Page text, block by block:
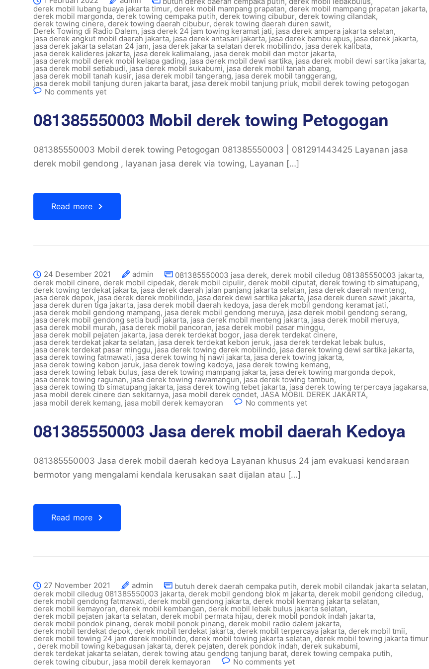
derek mobil lubang buaya jakarta timur, derek mobil mampang prapatan, derek mobil mampang prapatan jakarta,
derek mobil margonda, derek towing cempaka putih, derek towing cibubur, derek towing cilandak,
derek towing cinere, derek towing daerah cibubur, derek towing daerah duren sawit,
Derek Towing di Radio Dalem, jasa derek 24 jam towing keramat jati, jasa derek ampera jakarta selatan,
jasa derek angkut mobil daerah jakarta, jasa derek antasari jakarta, jasa derek bambu apus, jasa derek jakarta,
jasa derek jakarta selatan 24 jam, jasa derek jakarta selatan derek mobilindo, jasa derek kalibata,
jasa derek kalideres jakarta, jasa derek kalimalang, jasa derek mobil dan motor jakarta,
jasa derek mobil derek mobil kelapa gading, jasa derek mobil dewi sartika, jasa derek mobil dewi sartika jakarta,
jasa derek mobil setiabudi, jasa derek mobil sukabumi, jasa derek mobil tanah abang,
jasa derek mobil tanah kusir, jasa derek mobil tangerang, jasa derek mobil tanggerang,
jasa derek mobil tanjung duren jakarta barat, jasa derek mobil tanjung priuk, mobil derek towing petogogan
No comments yet
081385550003 Mobil derek towing Petogogan
081385550003 Mobil derek towing Petogogan 081385550003 | 081291443425 Layanan jasa
derek mobil gendong , layanan jasa derek via towing, Layanan […]
Read more
24 Desember 2021 admin 081385550003 jasa derek, derek mobil ciledug 081385550003 jakarta,
derek mobil cinere, derek mobil cipedak, derek mobil cipulir, derek mobil ciputat, derek towing tb simatupang,
derek towing terdekat jakarta, jasa derek daerah jalan panjang jakarta selatan, jasa derek daerah menteng,
jasa derek depok, jasa derek derek mobilindo, jasa derek dewi sartika jakarta, jasa derek duren sawit jakarta,
jasa derek duren tiga jakarta, jasa derek mobil daerah kedoya, jasa derek mobil gendong keramat jati,
jasa derek mobil gendong mampang, jasa derek mobil gendong meruya, jasa derek mobil gendong serang,
jasa derek mobil gendong setia budi jakarta, jasa derek mobil menteng jakarta, jasa derek mobil meruya,
jasa derek mobil murah, jasa derek mobil pancoran, jasa derek mobil pasar minggu,
jasa derek mobil pejaten jakarta, jasa derek terdekat bogor, jasa derek terdekat cinere,
jasa derek terdekat jakarta selatan, jasa derek terdekat kebon jeruk, jasa derek terdekat lebak bulus,
jasa derek terdekat pasar minggu, jasa derek towing derek mobilindo, jasa derek towing dewi sartika jakarta,
jasa derek towing fatmawati, jasa derek towing hj nawi jakarta, jasa derek towing jakarta,
jasa derek towing kebon jeruk, jasa derek towing kedoya, jasa derek towing kemang,
jasa derek towing lebak bulus, jasa derek towing mampang jakarta, jasa derek towing margonda depok,
jasa derek towing ragunan, jasa derek towing rawamangun,jasa derek towing tambun,
jasa derek towing tb simatupang jakarta, jasa derek towing tebet jakarta, jasa derek towing terpercaya jagakarsa,
jasa mobil derek cinere dan sekitarnya, jasa mobil derek condet, JASA MOBIL DEREK JAKARTA,
jasa mobil derek kemang, jasa mobil derek kemayoran No comments yet
081385550003 Jasa derek mobil daerah Kedoya
081385550003 Jasa derek mobil daerah kedoya Layanan khusus 24 jam evakuasi kendaraan
bermotor yang mengalami kendala kerusakan saat dijalan atau […]
Read more
27 November 2021 admin butuh derek daerah cempaka putih, derek mobil cilandak jakarta selatan,
derek mobil ciledug 081385550003 jakarta, derek mobil gendong blok m jakarta, derek mobil gendong ciledug,
derek mobil gendong fatmawati, derek mobil gendong jakarta, derek mobil kemang jakarta selatan,
derek mobil kemayoran, derek mobil kembangan, derek mobil lebak bulus jakarta selatan,
derek mobil pejaten jakarta selatan, derek mobil permata hijau, derek mobil pondok indah jakarta,
derek mobil pondok pinang, derek mobil ponok pinang, derek mobil radio dalem jakarta,
derek mobil terdekat depok, derek mobil terdekat jakarta, derek mobil terpercaya jakarta, derek mobil tmii,
derek mobil towing 24 jam derek mobilindo, derek mobil towing jakarta selatan, derek mobil towing jakarta timur
, derek mobil towing kebagusan jakarta, derek pejaten, derek pondok indah, derek sukabumi,
derek terdekat jakarta selatan, derek towing atau gendong tanjung barat, derek towing cempaka putih,
derek towing cibubur, jasa mobil derek kemayoran No comments yet